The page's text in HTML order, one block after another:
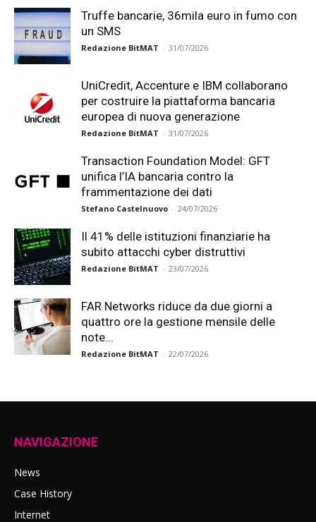
Truffe bancarie, 36mila euro in fumo con
un SMS
Redazione BitMAT - 31/07/2026
UniCredit, Accenture e IBM collaborano
per costruire la piattaforma bancaria
europea di nuova generazione
Redazione BitMAT - 31/07/2026
Transaction Foundation Model: GFT
unifica l’IA bancaria contro la
frammentazione dei dati
Stefano Castelnuovo - 24/07/2026
Il 41% delle istituzioni finanziarie ha
subito attacchi cyber distruttivi
Redazione BitMAT - 23/07/2026
FAR Networks riduce da due giorni a
quattro ore la gestione mensile delle
note...
Redazione BitMAT - 22/07/2026
NAVIGAZIONE
News
Case History
Internet